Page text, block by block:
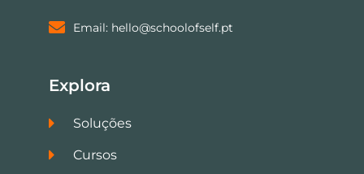
Email: hello@schoolofself.pt
Explora
Soluções
Cursos